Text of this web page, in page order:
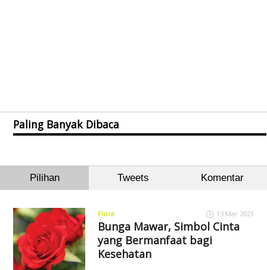
Paling Banyak Dibaca
Pilihan Tweets Komentar
Flora 13 Mar 2021
Bunga Mawar, Simbol Cinta
yang Bermanfaat bagi
Kesehatan